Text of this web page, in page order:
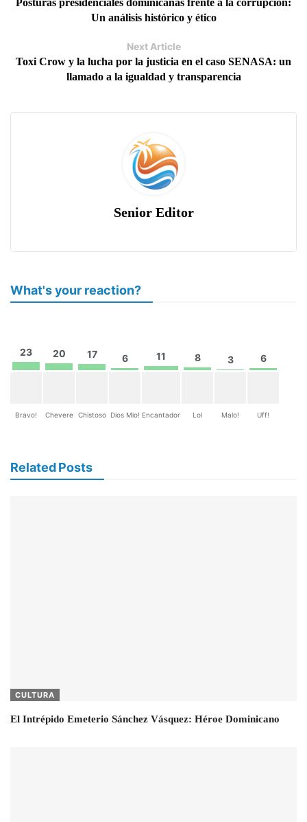
Posturas presidenciales dominicanas frente a la corrupción:
Un análisis histórico y ético
Next Article
Toxi Crow y la lucha por la justicia en el caso SENASA: un
llamado a la igualdad y transparencia
Senior Editor
What's your reaction?
23
Bravo!
20
Chevere
17
Chistoso
6
Dios Mio!
11
Encantador
8
Lol
3
Malo!
6
Uff!
Related Posts
CULTURA
El Intrépido Emeterio Sánchez Vásquez: Héroe Dominicano